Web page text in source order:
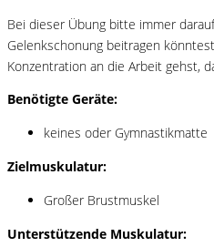
Bei dieser Übung bitte immer
Gelenkschonung beitragen
Konzentration an die Arbeit gehst,
Benötigte Geräte:
keines oder Gymnastikmatte
Zielmuskulatur:
Großer Brustmuskel
Unterstützende Muskulatur: